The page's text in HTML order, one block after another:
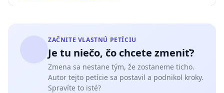
ZAČNITE VLASTNÚ PETÍCIU
Je tu niečo, čo chcete zmeniť?
Zmena sa nestane tým, že zostaneme ticho.
Autor tejto petície sa postavil a podnikol kroky.
Spravíte to isté?